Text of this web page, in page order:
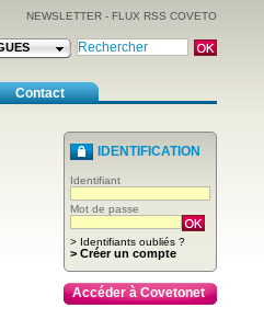
NEWSLETTER - FLUX RSS COVETO
Contact
IDENTIFICATION
Identifiant
Mot de passe
> Identifiants oubliés ?
> Créer un compte
Accéder à Covetonet